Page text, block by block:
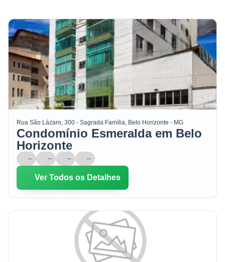
Rua São Lázaro, 300 - Sagrada Família, Belo Horizonte - MG
Condomínio Esmeralda em Belo
Horizonte
-- -- -- --
Ver Todos os Detalhes